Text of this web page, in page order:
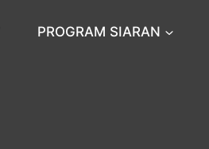
PROGRAM SIARAN